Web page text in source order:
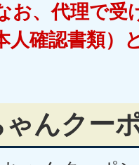
お、代理で受
人確認書類）
んクー